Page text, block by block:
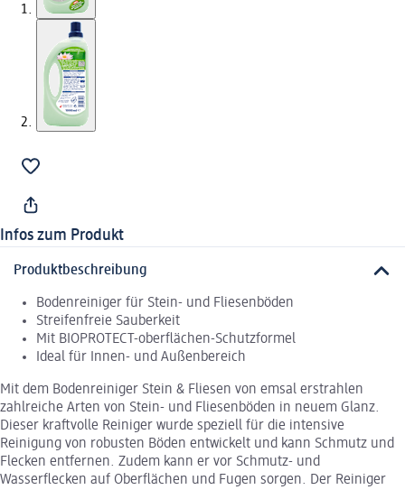
Infos zum Produkt
Produktbeschreibung
Bodenreiniger für Stein- und Fliesenböden
Streifenfreie Sauberkeit
Mit BIOPROTECT-oberflächen-Schutzformel
Ideal für Innen- und Außenbereich
Mit dem Bodenreiniger Stein & Fliesen von emsal erstrahlen
zahlreiche Arten von Stein- und Fliesenböden in neuem Glanz.
Dieser kraftvolle Reiniger wurde speziell für die intensive
Reinigung von robusten Böden entwickelt und kann Schmutz und
Flecken entfernen. Zudem kann er vor Schmutz- und
Wasserflecken auf Oberflächen und Fugen sorgen. Der Reiniger